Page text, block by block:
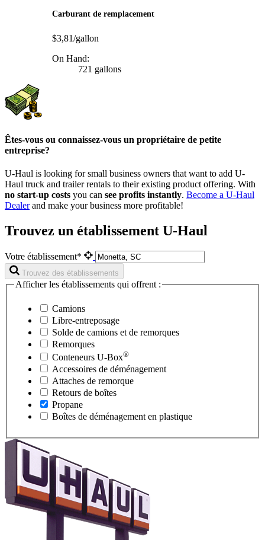
Carburant de remplacement
$3,81/gallon
On Hand:
721 gallons
Êtes-vous ou connaissez-vous un propriétaire de petite
entreprise?
U-Haul is looking for small business owners that want to add U-
Haul truck and trailer rentals to their existing product offering. With
no start-up costs you can see profits instantly. Become a U-Haul
Dealerand make your business more profitable!
Trouvez un établissement U-Haul
Votre établissement*
Trouvez des établissements
Afficher les établissements qui offrent :
Camions
Libre-entreposage
Solde de camions et de remorques
Remorques
Conteneurs U-Box®
Accessoires de déménagement
Attaches de remorque
Retours de boîtes
Propane
Boîtes de déménagement en plastique